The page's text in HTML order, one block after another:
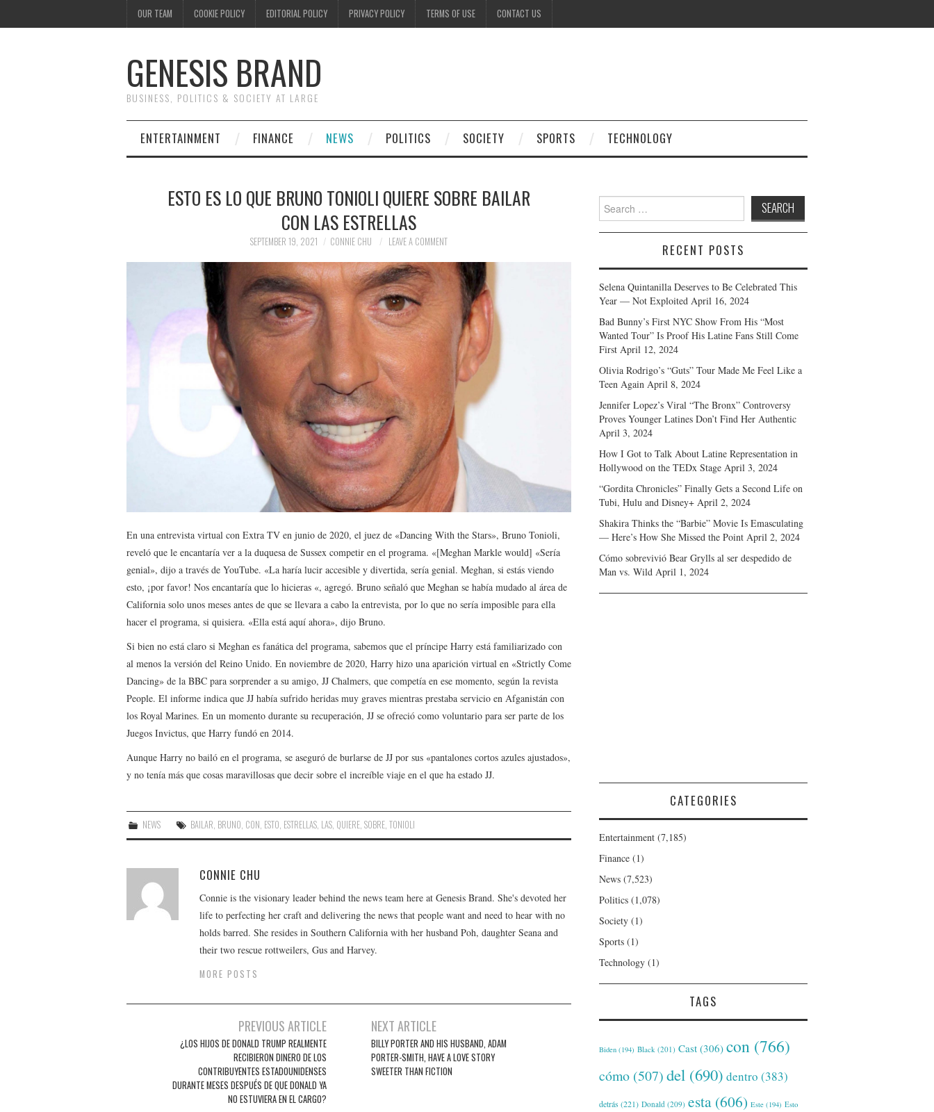
OUR TEAM COOKIE POLICY EDITORIAL POLICY PRIVACY POLICY TERMS OF USE CONTACT US
GENESIS BRAND
BUSINESS, POLITICS & SOCIETY AT LARGE
ENTERTAINMENT FINANCE NEWS POLITICS SOCIETY SPORTS TECHNOLOGY
ESTO ES LO QUE BRUNO TONIOLI QUIERE SOBRE BAILAR
CON LAS ESTRELLAS
SEPTEMBER 19, 2021 CONNIE CHU LEAVE A COMMENT
En una entrevista virtual con Extra TV en junio de 2020, el juez de «Dancing With the Stars», Bruno Tonioli,
reveló que le encantaría ver a la duquesa de Sussex competir en el programa. «[Meghan Markle would] «Sería
genial», dijo a través de YouTube. «La haría lucir accesible y divertida, sería genial. Meghan, si estás viendo
esto, ¡por favor! Nos encantaría que lo hicieras «, agregó. Bruno señaló que Meghan se había mudado al área de
California solo unos meses antes de que se llevara a cabo la entrevista, por lo que no sería imposible para ella
hacer el programa, si quisiera. «Ella está aquí ahora», dijo Bruno.
Si bien no está claro si Meghan es fanática del programa, sabemos que el príncipe Harry está familiarizado con
al menos la versión del Reino Unido. En noviembre de 2020, Harry hizo una aparición virtual en «Strictly Come
Dancing» de la BBC para sorprender a su amigo, JJ Chalmers, que competía en ese momento, según la revista
People. El informe indica que JJ había sufrido heridas muy graves mientras prestaba servicio en Afganistán con
los Royal Marines. En un momento durante su recuperación, JJ se ofreció como voluntario para ser parte de los
Juegos Invictus, que Harry fundó en 2014.
Aunque Harry no bailó en el programa, se aseguró de burlarse de JJ por sus «pantalones cortos azules ajustados»,
y no tenía más que cosas maravillosas que decir sobre el increíble viaje en el que ha estado JJ.
NEWS BAILAR, BRUNO, CON, ESTO, ESTRELLAS, LAS, QUIERE,SOBRE,TONIOLI
CONNIE CHU
Connie is the visionary leader behind the news team here at Genesis Brand. She's devoted her
life to perfecting her craft and delivering the news that people want and need to hear with no
holds barred. She resides in Southern California with her husband Poh, daughter Seana and
their two rescue rottweilers, Gus and Harvey.
MORE POSTS
navigation
PREVIOUS ARTICLE
¿LOS HIJOS DE DONALD TRUMP REALMENTE
RECIBIERON DINERO DE LOS
CONTRIBUYENTES ESTADOUNIDENSES
DURANTE MESES DESPUÉS DE QUE DONALD YA
NO ESTUVIERA EN EL CARGO?
NEXT ARTICLE
BILLY PORTER AND HIS HUSBAND, ADAM
PORTER-SMITH, HAVE A LOVE STORY
SWEETER THAN FICTION
Search
for:
RECENT POSTS
Selena Quintanilla Deserves to Be Celebrated This
Year — Not Exploited April 16, 2024
Bad Bunny’s First NYC Show From His “Most
Wanted Tour” Is Proof His Latine Fans Still Come
First April 12, 2024
Olivia Rodrigo’s “Guts” Tour Made Me Feel Like a
Teen Again April 8, 2024
Jennifer Lopez’s Viral “The Bronx” Controversy
Proves Younger Latines Don’t Find Her Authentic
April 3, 2024
How I Got to Talk About Latine Representation in
Hollywood on the TEDx Stage April 3, 2024
“Gordita Chronicles” Finally Gets a Second Life on
Tubi, Hulu and Disney+ April 2, 2024
Shakira Thinks the “Barbie” Movie Is Emasculating
— Here’s How She Missed the Point April 2, 2024
Cómo sobrevivió Bear Grylls al ser despedido de
Man vs. Wild April 1, 2024
CATEGORIES
Entertainment (7,185)
Finance (1)
News (7,523)
Politics (1,078)
Society (1)
Sports (1)
Technology (1)
TAGS
Biden (194) Black (201) Cast (306) con (766)
cómo (507)del (690) dentro (383)
detrás (221) Donald (209) esta (606) Este (194) Esto